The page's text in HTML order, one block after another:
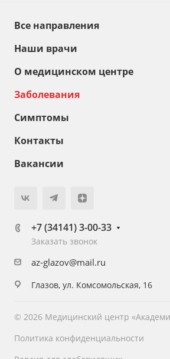
Все направления
Наши врачи
О медицинском центре
Заболевания
Симптомы
Контакты
Вакансии
+7 (34141) 3-00-33
Заказать звонок
az-glazov@mail.ru
Глазов, ул. Комсомольская, 16
© 2026 Медицинский центр
Политика конфиденциальности